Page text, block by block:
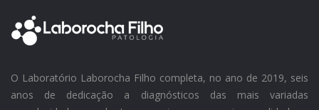
O Laboratório Laborocha Filho completa, no ano de 2019, seis
anos de dedicação a diagnósticos das mais variadas